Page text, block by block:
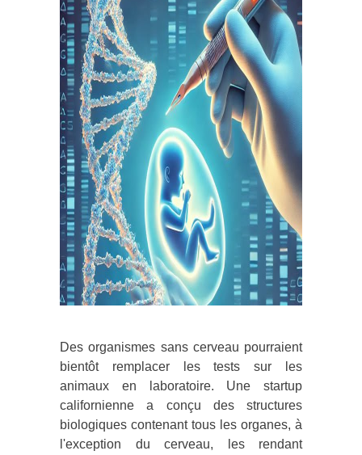
Des organismes sans cerveau pourraient
bientôt remplacer les tests sur les
animaux en laboratoire. Une startup
californienne a conçu des structures
biologiques contenant tous les organes, à
l'exception du cerveau, les rendant